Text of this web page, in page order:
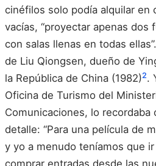
cinéfilos solo podía alquilar en
vacías, “proyectar apenas dos
con salas llenas en todas
de Liu Qiongsen, dueño de
la República de China (1982)2.
Oficina de Turismo del
Comunicaciones, lo recordaba
detalle: “Para una película de
y yo a menudo teníamos que